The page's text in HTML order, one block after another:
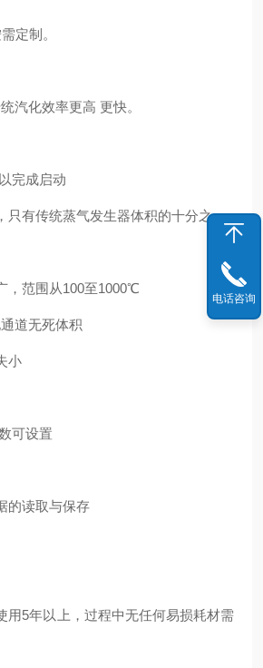
定制。
汽化效率更高 更快。
完成启动
只有传统蒸气发生器体积的十分之一
，范围从100至1000℃
道无死体积
小
可设置
的读取与保存
用5年以上，过程中无任何易损耗材需
电话咨询